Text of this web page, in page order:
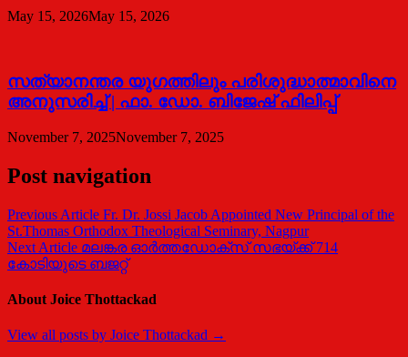
May 15, 2026May 15, 2026
സത്യാനന്തര യുഗത്തിലും പരിശുദ്ധാത്മാവിനെ
അനുസരിച്ച് | ഫാ. ഡോ. ബിജേഷ് ഫിലിപ്പ്
November 7, 2025November 7, 2025
Post navigation
Previous Article Fr. Dr. Jossi Jacob Appointed New Principal of the
St.Thomas Orthodox Theological Seminary, Nagpur
Next Article മലങ്കര ഓര്‍ത്തഡോക്സ് സഭയ്ക്ക് 714
കോടിയുടെ ബജറ്റ്
About Joice Thottackad
View all posts by Joice Thottackad →